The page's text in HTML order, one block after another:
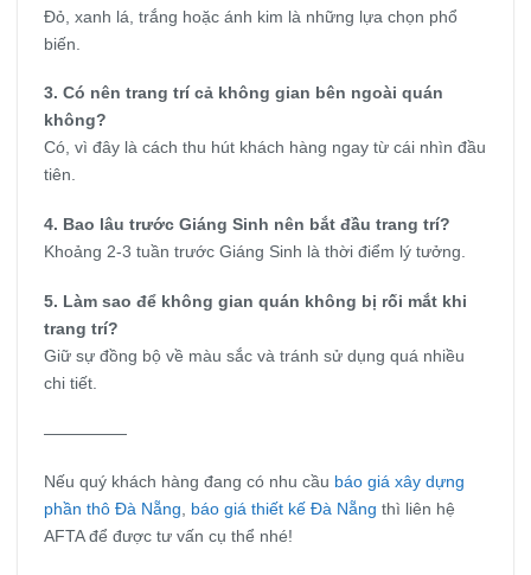
Đỏ, xanh lá, trắng hoặc ánh kim là những lựa chọn phổ
biến.
3. Có nên trang trí cả không gian bên ngoài quán
không?
Có, vì đây là cách thu hút khách hàng ngay từ cái nhìn đầu
tiên.
4. Bao lâu trước Giáng Sinh nên bắt đầu trang trí?
Khoảng 2-3 tuần trước Giáng Sinh là thời điểm lý tưởng.
5. Làm sao để không gian quán không bị rối mắt khi
trang trí?
Giữ sự đồng bộ về màu sắc và tránh sử dụng quá nhiều
chi tiết.
—————
Nếu quý khách hàng đang có nhu cầu báo giá xây dựng
phần thô Đà Nẵng, báo giá thiết kế Đà Nẵng thì liên hệ
AFTA để được tư vấn cụ thể nhé!